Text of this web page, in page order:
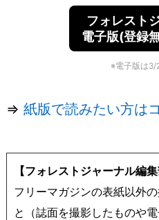
フォレスト
電子版(登録
※電子版は3/
⇒ 紙版で読みたい方は
【フォレストジャーナル編
フリーマガジンの表紙以外
と（誌面を撮影したものや